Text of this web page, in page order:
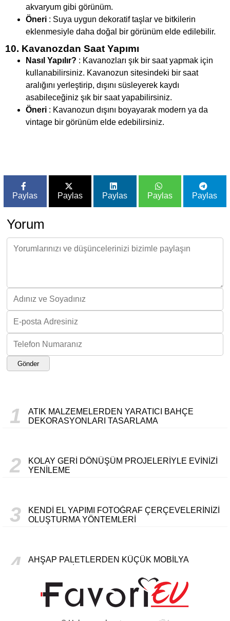
akvaryum gibi görünüm.
Öneri : Suya uygun dekoratif taşlar ve bitkilerin
eklenmesiyle daha doğal bir görünüm elde edilebilir.
10. Kavanozdan Saat Yapımı
Nasıl Yapılır? : Kavanozları şık bir saat yapmak için
kullanabilirsiniz. Kavanozun sitesindeki bir saat
aralığını yerleştirip, dışını süsleyerek kaydı
asabileceğiniz şık bir saat yapabilirsiniz.
Öneri : Kavanozun dışını boyayarak modern ya da
vintage bir görünüm elde edebilirsiniz.
Paylas Paylas Paylas Paylas Paylas
Yorum
Gönder
1
ATIK MALZEMELERDEN YARATICI BAHÇE
DEKORASYONLARI TASARLAMA
2
KOLAY GERI DÖNÜŞÜM PROJELERIYLE EVINIZI
YENILEME
3
KENDI EL YAPIMI FOTOĞRAF ÇERÇEVELERINIZI
OLUŞTURMA YÖNTEMLERI
4
AHŞAP PALETLERDEN KÜÇÜK MOBILYA
ELEKTRIK FATURANIZI DÜŞÜRMENIN EN ETKILI
YOLLARI